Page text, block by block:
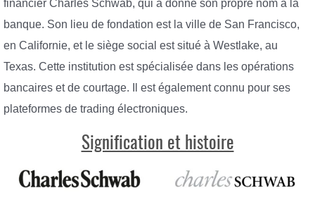
financier Charles Schwab, qui a donné son propre nom à la
banque. Son lieu de fondation est la ville de San Francisco,
en Californie, et le siège social est situé à Westlake, au
Texas. Cette institution est spécialisée dans les opérations
bancaires et de courtage. Il est également connu pour ses
plateformes de trading électroniques.
Signification et histoire